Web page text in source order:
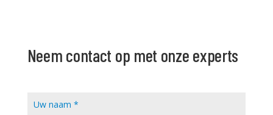
Neem contact op met onze experts